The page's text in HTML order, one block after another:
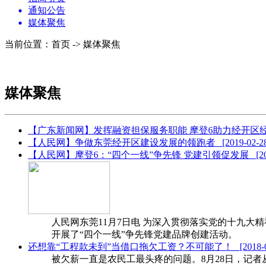
通知公告
媒体聚焦
当前位置：首页 -> 媒体聚焦
媒体聚焦
【广东新闻网】发挥融资担保服务职能 摩登6助力经开区
【人民网】争做东莞经开区建设发展的领跑者 [2019-02-
【人民网】摩登6：“四个一线”争先锋 党建引领促发展
人民网东莞11月7日电 为深入贯彻落实党的十九大
开展了“四个一线”争先锋党建品牌创建活动。
还想靠“工程款未到”当借口拖欠工资？不可能了！
被欠薪一直是农民工最头疼的问题。8月28日，记